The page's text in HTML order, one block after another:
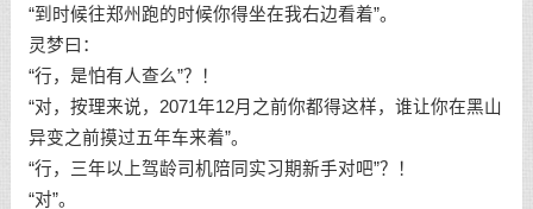
“到时候往郑州跑的时候你得坐在我右边看着”。
灵梦曰：
“行，是怕有人查么”？！
“对，按理来说，2071年12月之前你都得这样，谁让你在黑山
异变之前摸过五年车来着”。
“行，三年以上驾龄司机陪同实习期新手对吧”？！
“对”。